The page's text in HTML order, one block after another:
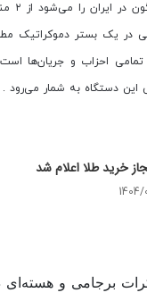
که اقتصاد ایران بیش از هر زمانی دیگر
در یک بستر دموکراتیک
احزاب و جریان‌ها است
این دستگاه به شمار می‌رود .
خرید طلا اعلام شد
حقیقت ۲ جریان و نگاه به مذاکرات برجامی و